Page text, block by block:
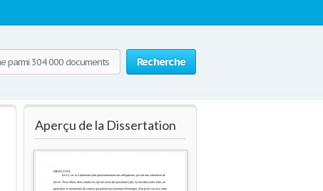
Recherche
Aperçu de la Dissertation